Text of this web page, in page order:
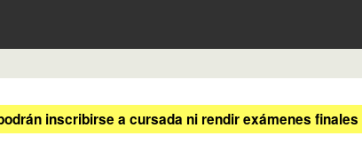
inscribirse a cursada ni rendir exámenes finales